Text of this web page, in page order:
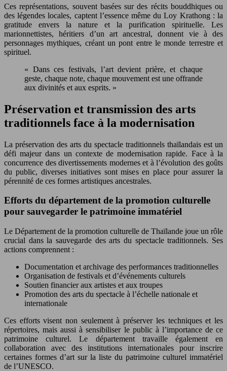
Ces représentations, souvent basées sur des récits bouddhiques ou
des légendes locales, captent l’essence même du Loy Krathong : la
gratitude envers la nature et la purification spirituelle. Les
marionnettistes, héritiers d’un art ancestral, donnent vie à des
personnages mythiques, créant un pont entre le monde terrestre et
spirituel.
« Dans ces festivals, l’art devient prière, et chaque
geste, chaque note, chaque mouvement est une offrande
aux divinités et aux esprits. »
Préservation et transmission des arts
traditionnels face à la modernisation
La préservation des arts du spectacle traditionnels thaïlandais est un
défi majeur dans un contexte de modernisation rapide. Face à la
concurrence des divertissements modernes et à l’évolution des goûts
du public, diverses initiatives sont mises en place pour assurer la
pérennité de ces formes artistiques ancestrales.
Efforts du département de la promotion culturelle
pour sauvegarder le patrimoine immatériel
Le Département de la promotion culturelle de Thaïlande joue un rôle
crucial dans la sauvegarde des arts du spectacle traditionnels. Ses
actions comprennent :
Documentation et archivage des performances traditionnelles
Organisation de festivals et d’événements culturels
Soutien financier aux artistes et aux troupes
Promotion des arts du spectacle à l’échelle nationale et
internationale
Ces efforts visent non seulement à préserver les techniques et les
répertoires, mais aussi à sensibiliser le public à l’importance de ce
patrimoine culturel. Le département travaille également en
collaboration avec des institutions internationales pour inscrire
certaines formes d’art sur la liste du patrimoine culturel immatériel
de l’UNESCO.